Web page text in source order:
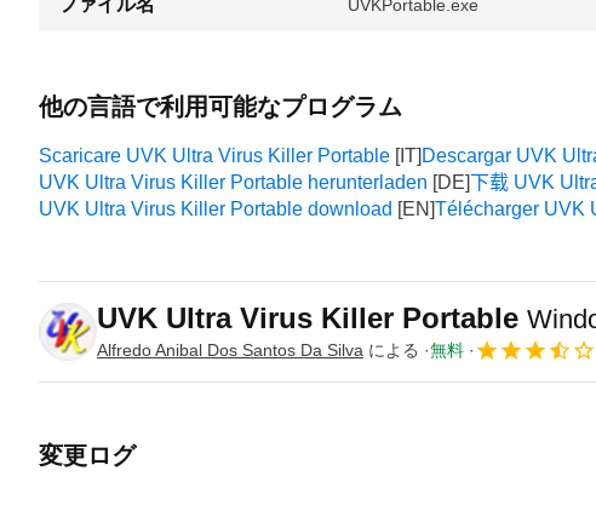
ファイル名 UVKPortable.exe
他の言語で利用可能なプログラム
Scaricare UVK Ultra Virus Killer Portable Descargar UVK
UVK Ultra Virus Killer Portable herunterladen
下载 UVK
UVK Ultra Virus Killer Portable download
Télécharger UVK
UVK Ultra Virus Killer Portable
Alfredo Anibal Dos Santos Da Silva による 無料
変更ログ